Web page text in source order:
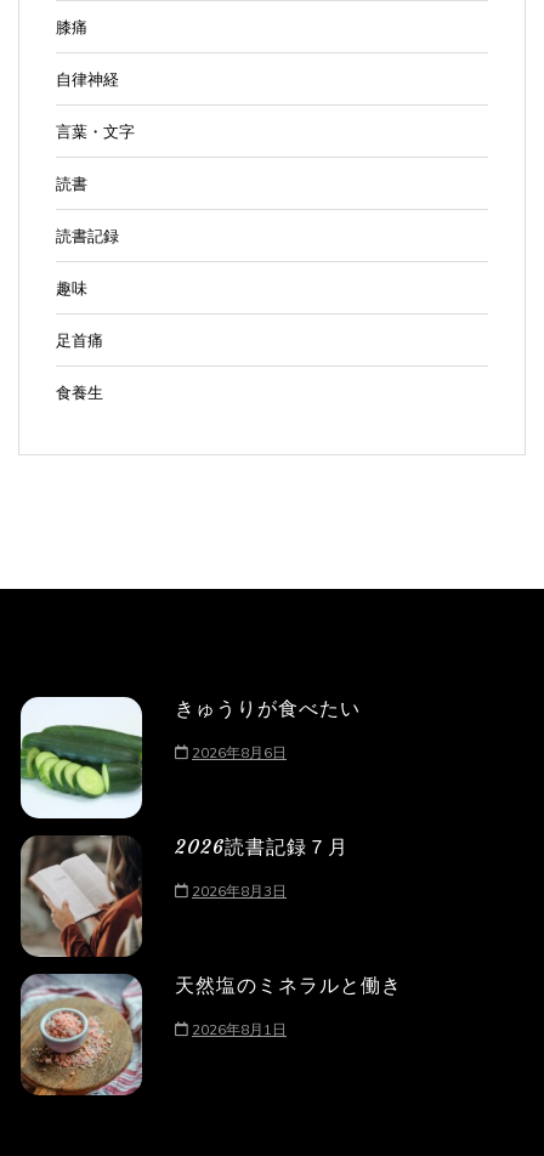
膝痛
自律神経
言葉・文字
読書
読書記録
趣味
足首痛
食養生
きゅうりが食べたい
2026年8月6日
2026読書記録７月
2026年8月3日
天然塩のミネラルと働き
2026年8月1日